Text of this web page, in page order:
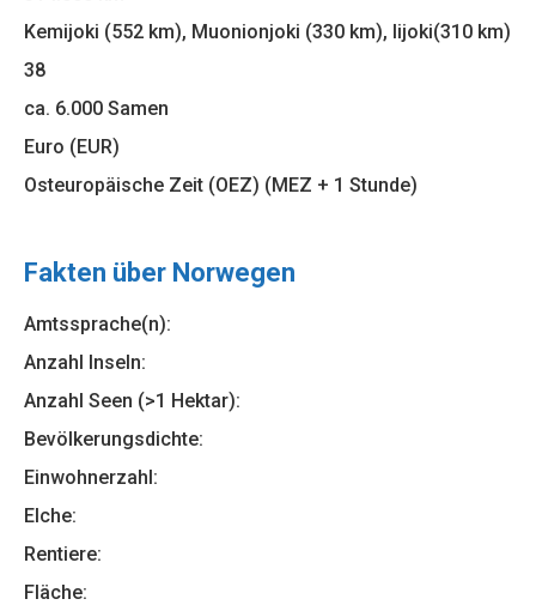
Kemijoki (552 km), Muonionjoki (330 km), Iijoki(310 km)
38
ca. 6.000 Samen
Euro (EUR)
Osteuropäische Zeit (OEZ) (MEZ + 1 Stunde)
Fakten über Norwegen
Amtssprache(n):
Anzahl Inseln:
Anzahl Seen (>1 Hektar):
Bevölkerungsdichte:
Einwohnerzahl:
Elche:
Rentiere:
Fläche: